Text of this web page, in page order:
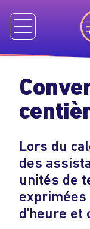
€
Lors du
des
unités de
exprimées
d'heure et